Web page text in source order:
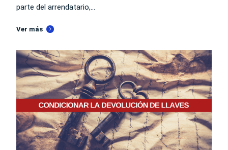
parte del arrendatario,...
Ver más